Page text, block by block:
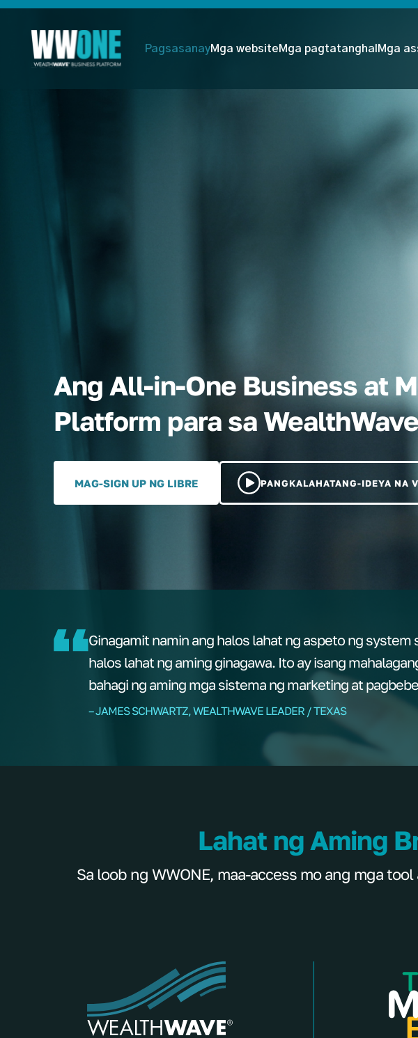
PagsasanayMga websiteMga pagtatanghal Mga
Ang All-in-One Business at
Platform para sa
MAG-SIGN UP NG LIBRE PANGKALAHATANG-IDEYA NA
Ginagamit namin ang halos lahat ng aspeto ng system
halos lahat ng aming ginagawa. Ito ay isang
bahagi ng aming mga sistema ng marketing at
– JAMES SCHWARTZ, WEALTHWAVE LEADER / TEXAS
Lahat ng Aming
Sa loob ng WWONE, maa-access mo ang mga